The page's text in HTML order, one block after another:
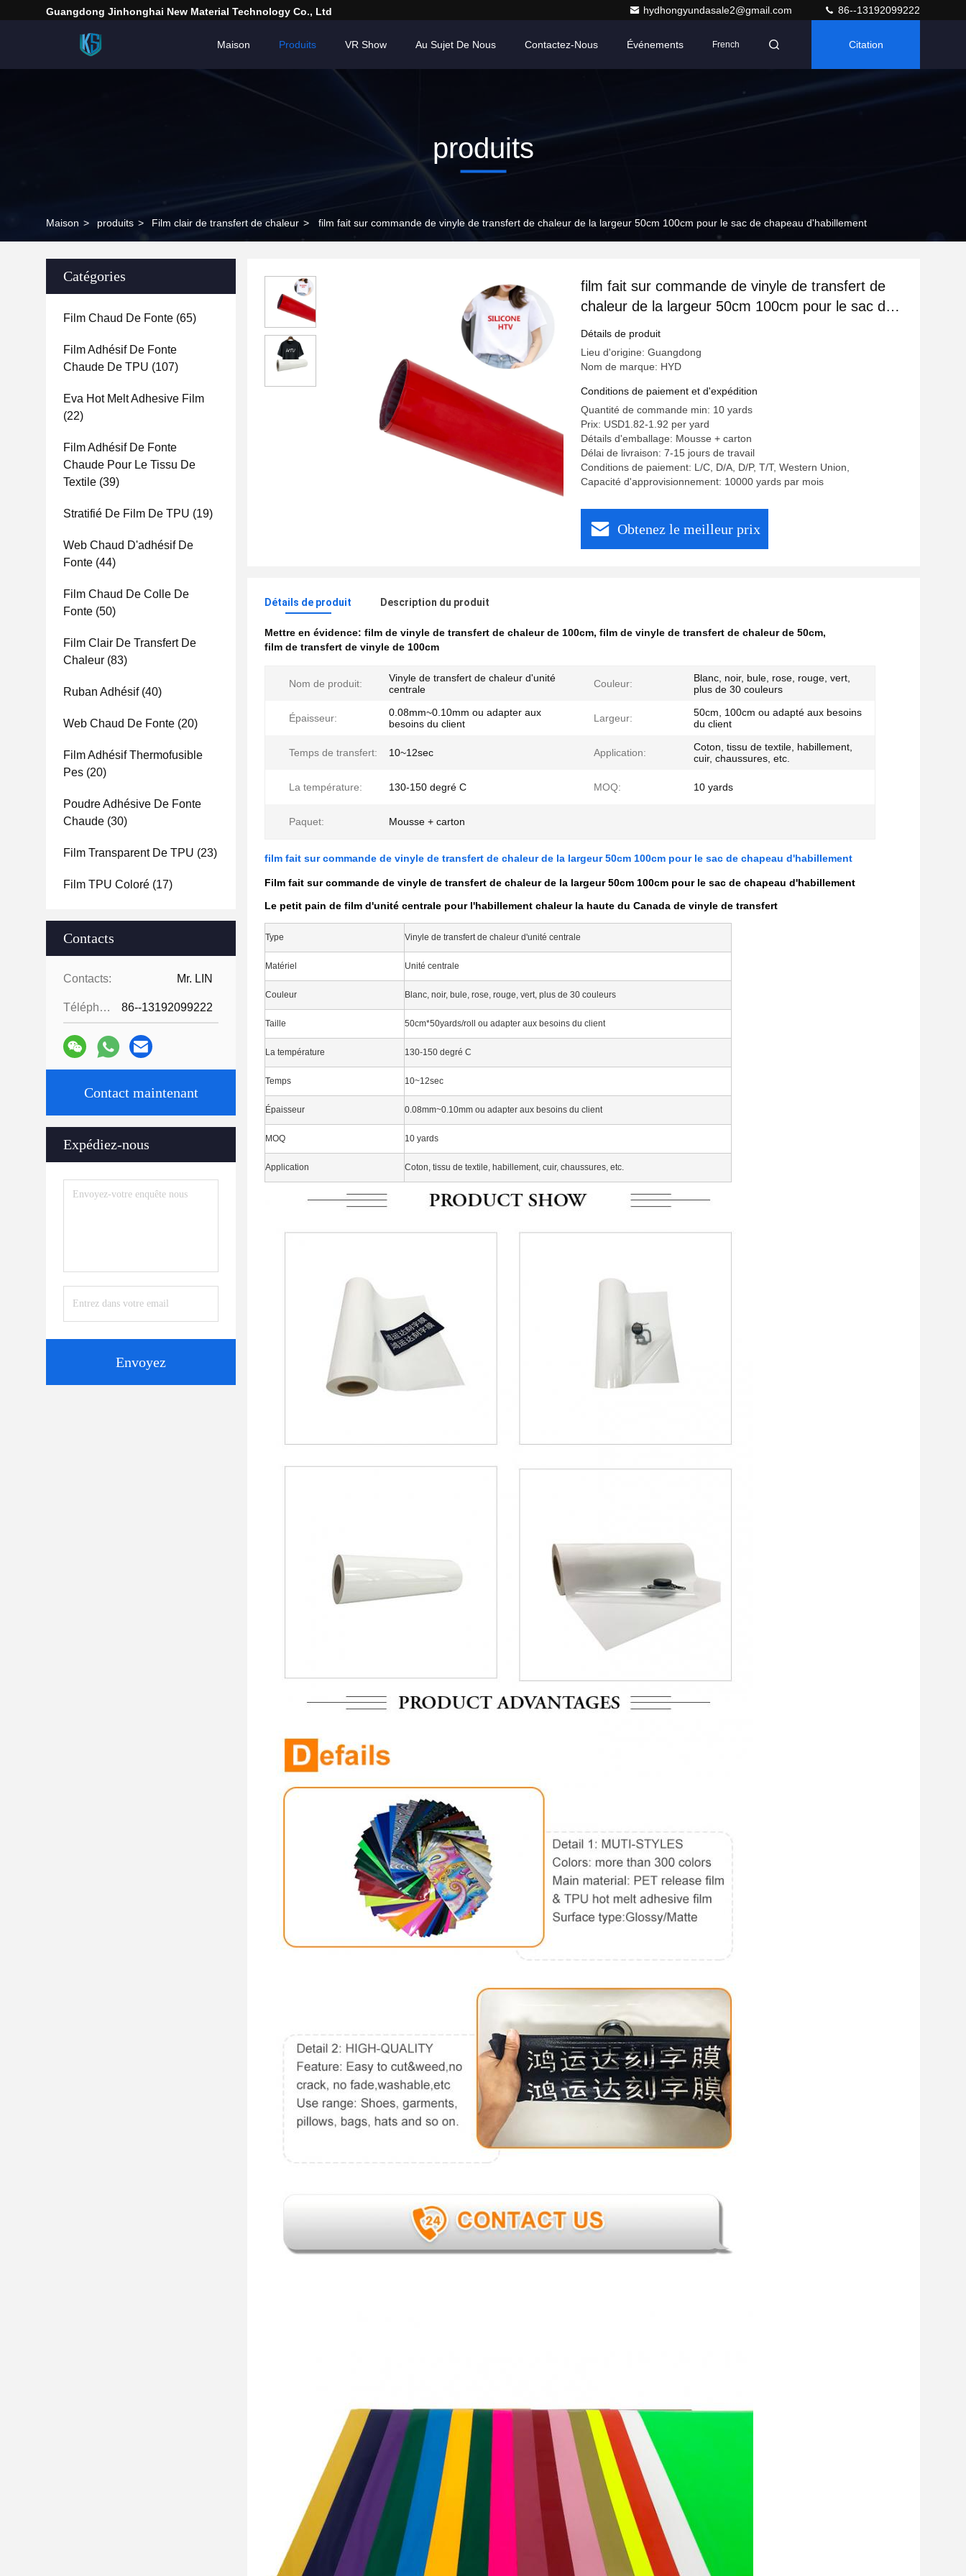
Guangdong Jinhonghai New Material Technology Co., Ltd hydhongyundasale2@gmail.com 86--13192099222
Maison Produits VR Show Au Sujet De Nous Contactez-Nous Événements French Citation
produits
Maison > produits > Film clair de transfert de chaleur > film fait sur commande de vinyle de transfert de chaleur de la largeur 50cm 100cm pour le sac de chapeau d'habillement
Catégories
Film Chaud De Fonte (65)
Film Adhésif De Fonte
Chaude De TPU (107)
Eva Hot Melt Adhesive Film
(22)
Film Adhésif De Fonte
Chaude Pour Le Tissu De
Textile (39)
Stratifié De Film De TPU (19)
Web Chaud D'adhésif De
Fonte (44)
Film Chaud De Colle De
Fonte (50)
Film Clair De Transfert De
Chaleur (83)
Ruban Adhésif(40)
Web Chaud De Fonte (20)
Film Adhésif Thermofusible
Pes (20)
Poudre Adhésive De Fonte
Chaude (30)
Film Transparent De TPU (23)
Film TPU Coloré (17)
Contacts
Contacts: Mr. LIN
Téléphone: 86--13192099222
Contact maintenant
Expédiez-nous
Envoyez
film fait sur commande de vinyle de transfert de
chaleur de la largeur 50cm 100cm pour le sac de
chapeau d'habillement
Détails de produit
Lieu d'origine: Guangdong
Nom de marque: HYD
Conditions de paiement et d'expédition
Quantité de commande min: 10 yards
Prix: USD1.82-1.92 per yard
Détails d'emballage: Mousse + carton
Délai de livraison: 7-15 jours de travail
Conditions de paiement: L/C, D/A, D/P, T/T, Western Union,
Capacité d'approvisionnement: 10000 yards par mois
Obtenez le meilleur prix
Détails de produit Description du produit
Mettre en évidence: film de vinyle de transfert de chaleur de 100cm, film de vinyle de transfert de chaleur de 50cm,
film de transfert de vinyle de 100cm
Nom de produit:
Vinyle de transfert de chaleur d'unité
centrale
Couleur:
Blanc, noir, bule, rose, rouge, vert,
plus de 30 couleurs
Épaisseur:
0.08mm~0.10mm ou adapter aux
besoins du client
Largeur:
50cm, 100cm ou adapté aux besoins
du client
Temps de transfert: 10~12sec Application:
Coton, tissu de textile, habillement,
cuir, chaussures, etc.
La température: 130-150 degré C MOQ: 10 yards
Paquet: Mousse + carton
film fait sur commande de vinyle de transfert de chaleur de la largeur 50cm 100cm pour le sac de chapeau d'habillement
Film fait sur commande de vinyle de transfert de chaleur de la largeur 50cm 100cm pour le sac de chapeau d'habillement
Le petit pain de film d'unité centrale pour l'habillement chaleur la haute du Canada de vinyle de transfert
Type Vinyle de transfert de chaleur d'unité centrale
Matériel Unité centrale
Couleur Blanc, noir, bule, rose, rouge, vert, plus de 30 couleurs
Taille 50cm*50yards/roll ou adapter aux besoins du client
La température 130-150 degré C
Temps 10~12sec
Épaisseur 0.08mm~0.10mm ou adapter aux besoins du client
MOQ 10 yards
Application Coton, tissu de textile, habillement, cuir, chaussures, etc.